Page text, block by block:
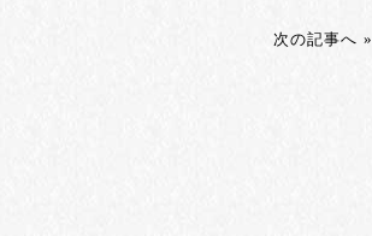
次の記事へ »